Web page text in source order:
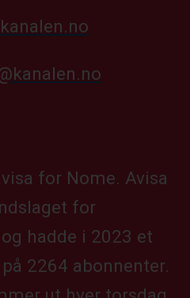
for Nome. Avisa
for
hadde i 2023 et
2264 abonnenter.